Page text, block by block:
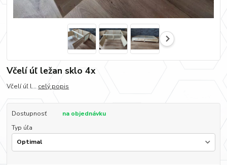
Včelí úľ ležan sklo 4x
Včelí úľ l... celý popis
Dostupnosť
na objednávku
Typ úľa